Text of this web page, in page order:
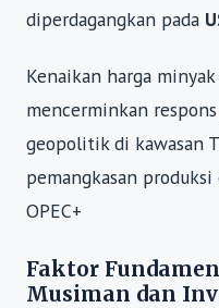
diperdagangkan pada
Kenaikan harga
mencerminkan
geopolitik di kawasan
pemangkasan
OPEC+
Faktor
Musiman dan